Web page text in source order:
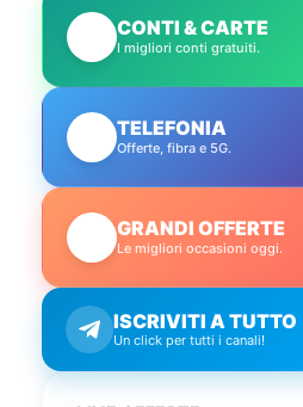
CONTI & CARTE
I migliori conti gratuiti.
TELEFONIA
Offerte, fibra e 5G.
GRANDI OFFERTE
Le migliori occasioni oggi.
ISCRIVITI A TUTTO
Un click per tutti i canali!